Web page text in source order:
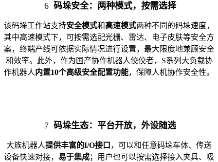
6 码垛安全：两种模式，按需选择
该码垛工作站支持安全模式和高速模式两种不同的码垛速度，
其中高速模式下，可按需选配光栅、雷达、电子皮肤等安全方
案，终端产线可依据实际情况进行设置，最大限度地兼顾安全
和效率。此外，作为国产协作机器人佼佼者，S系列大负载协
作机器人内置10个高级安全配置功能，保障人机协作安全性。
7 码垛生态：平台开放，外设随选
大族机器人提供丰富的I/O接口 ，可以和任意码垛车体、传送
设备快速对接， 易于集成；用户也可以按需选择接入夹具、吸